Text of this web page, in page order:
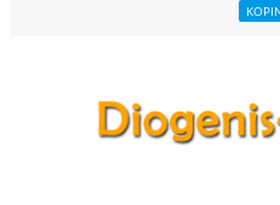
ΚΟΡΙΝΘΙΑ